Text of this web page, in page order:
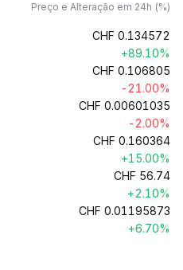
Preço e Alteração em 24h (%)
CHF 0.134572
+89.10%
CHF 0.106805
-21.00%
CHF 0.00601035
-2.00%
CHF 0.160364
+15.00%
CHF 56.74
+2.10%
CHF 0.01195873
+6.70%